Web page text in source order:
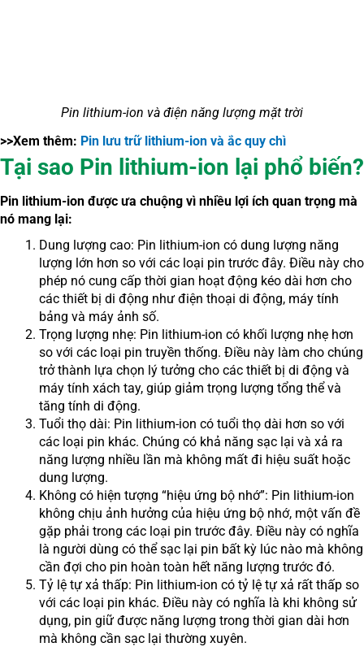
Pin lithium-ion và điện năng lượng mặt trời
>>Xem thêm: Pin lưu trữ lithium-ion và ắc quy chì
Tại sao Pin lithium-ion lại phổ biến?
Pin lithium-ion được ưa chuộng vì nhiều lợi ích quan trọng mà
nó mang lại:
Dung lượng cao: Pin lithium-ion có dung lượng năng
lượng lớn hơn so với các loại pin trước đây. Điều này cho
phép nó cung cấp thời gian hoạt động kéo dài hơn cho
các thiết bị di động như điện thoại di động, máy tính
bảng và máy ảnh số.
Trọng lượng nhẹ: Pin lithium-ion có khối lượng nhẹ hơn
so với các loại pin truyền thống. Điều này làm cho chúng
trở thành lựa chọn lý tưởng cho các thiết bị di động và
máy tính xách tay, giúp giảm trọng lượng tổng thể và
tăng tính di động.
Tuổi thọ dài: Pin lithium-ion có tuổi thọ dài hơn so với
các loại pin khác. Chúng có khả năng sạc lại và xả ra
năng lượng nhiều lần mà không mất đi hiệu suất hoặc
dung lượng.
Không có hiện tượng “hiệu ứng bộ nhớ”: Pin lithium-ion
không chịu ảnh hưởng của hiệu ứng bộ nhớ, một vấn đề
gặp phải trong các loại pin trước đây. Điều này có nghĩa
là người dùng có thể sạc lại pin bất kỳ lúc nào mà không
cần đợi cho pin hoàn toàn hết năng lượng trước đó.
Tỷ lệ tự xả thấp: Pin lithium-ion có tỷ lệ tự xả rất thấp so
với các loại pin khác. Điều này có nghĩa là khi không sử
dụng, pin giữ được năng lượng trong thời gian dài hơn
mà không cần sạc lại thường xuyên.